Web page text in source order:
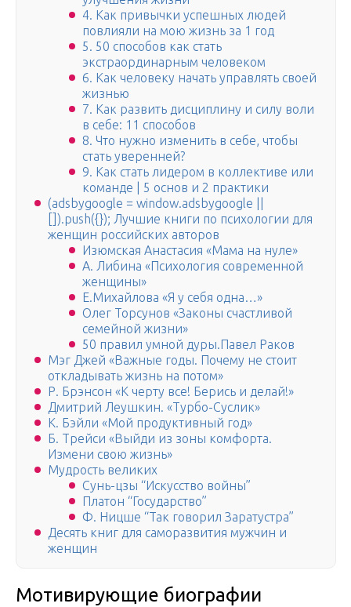
4. Как привычки успешных людей
повлияли на мою жизнь за 1 год
5. 50 способов как стать
экстраординарным человеком
6. Как человеку начать управлять своей
жизнью
7. Как развить дисциплину и силу воли
в себе: 11 способов
8. Что нужно изменить в себе, чтобы
стать уверенней?
9. Как стать лидером в коллективе или
команде | 5 основ и 2 практики
(adsbygoogle = window.adsbygoogle ||
[]).push({}); Лучшие книги по психологии для
женщин российских авторов
Изюмская Анастасия «Мама на нуле»
А. Либина «Психология современной
женщины»
Е.Михайлова «Я у себя одна…»
Олег Торсунов «Законы счастливой
семейной жизни»
50 правил умной дуры.Павел Раков
Мэг Джей «Важные годы. Почему не стоит
откладывать жизнь на потом»
Р. Брэнсон «К черту все! Берись и делай!»
Дмитрий Леушкин. «Турбо-Суслик»
К. Бэйли «Мой продуктивный год»
Б. Трейси «Выйди из зоны комфорта.
Измени свою жизнь»
Мудрость великих
Сунь-цзы “Искусство войны”
Платон “Государство”
Ф. Ницше “Так говорил Заратустра”
Десять книг для саморазвития мужчин и
женщин
Мотивирующие биографии